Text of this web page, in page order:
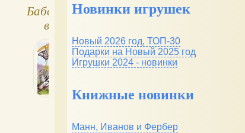
Бабочка не спешит
в игре Найди
отличия
Игра Найди
Новинки игрушек
Новый 2026 год, ТОП-30
Подарки на Новый 2025 год
Игрушки 2024 - новинки
Книжные новинки
Манн, Иванов и Фербер